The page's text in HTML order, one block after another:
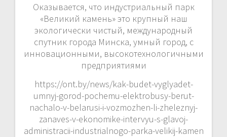
Оказывается, что индустриальный парк
«Великий камень» это крупный наш
экологически чистый, международный
спутник города Минска, умный город, с
инновационными, высокотехнологичными
предприятиями
https://ont.by/news/kak-budet-vyglyadet-
umnyj-gorod-pochemu-elektrobusy-berut-
nachalo-v-belarusi-i-vozmozhen-li-zheleznyj-
zanaves-v-ekonomike-intervyu-s-glavoj-
administracii-industrialnogo-parka-velikij-kamen